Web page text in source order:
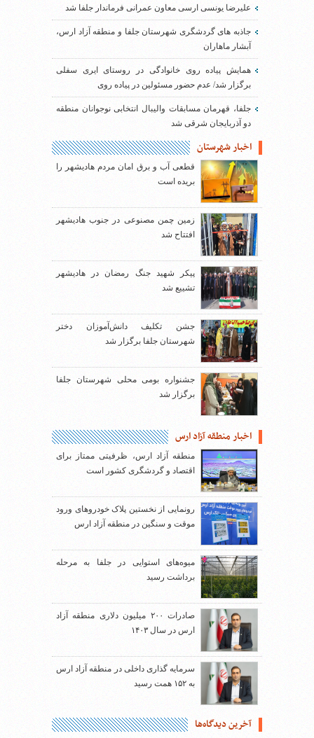
علیرضا یونسی ارسی معاون عمرانی فرماندار جلفا شد
جاذبه های گردشگری شهرستان جلفا و منطقه آزاد ارس،
آبشار ماهاران
همایش پیاده روی خانوادگی در روستای ایری سفلی
برگزار شد/ عدم حضور مسئولین در پیاده روی
جلفا، قهرمان مسابقات والیبال انتخابی نوجوانان منطقه
دو آذربایجان شرقی شد
اخبار شهرستان
قطعی آب و برق امان مردم هادیشهر را
بریده است
زمین چمن مصنوعی در جنوب هادیشهر
افتتاح شد
پیکر شهید جنگ رمضان در هادیشهر
تشییع شد
جشن تکلیف دانش‌آموزان دختر
شهرستان جلفا برگزار شد
جشنواره بومی محلی شهرستان جلفا
برگزار شد
اخبار منطقه آزاد ارس
منطقه آزاد ارس، ظرفیتی ممتاز برای
اقتصاد و گردشگری کشور است
رونمایی از نخستین پلاک خودروهای ورود
موقت و سنگین در منطقه آزاد ارس
میوه‌های استوایی در جلفا به مرحله
برداشت رسید
صادرات ۲۰۰ میلیون دلاری منطقه آزاد
ارس در سال ۱۴۰۳
سرمایه گذاری داخلی در منطقه آزاد ارس
به ۱۵۲ همت رسید
آخرین دیدگاه‌ها